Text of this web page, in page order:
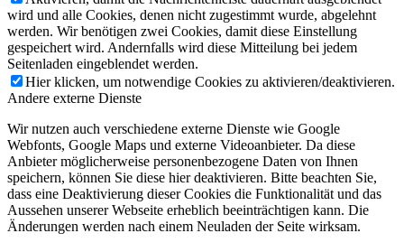
wird und alle Cookies, denen nicht zugestimmt wurde, abgelehnt
werden. Wir benötigen zwei Cookies, damit diese Einstellung
gespeichert wird. Andernfalls wird diese Mitteilung bei jedem
Seitenladen eingeblendet werden.
Hier klicken, um notwendige Cookies zu aktivieren/deaktivieren.
Andere externe Dienste
Wir nutzen auch verschiedene externe Dienste wie Google
Webfonts, Google Maps und externe Videoanbieter. Da diese
Anbieter möglicherweise personenbezogene Daten von Ihnen
speichern, können Sie diese hier deaktivieren. Bitte beachten Sie,
dass eine Deaktivierung dieser Cookies die Funktionalität und das
Aussehen unserer Webseite erheblich beeinträchtigen kann. Die
Änderungen werden nach einem Neuladen der Seite wirksam.